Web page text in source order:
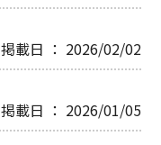
掲載日 ： 2026/02/02
掲載日 ： 2026/01/05